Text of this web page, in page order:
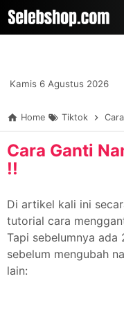
-->
Kamis 6 Agustus 2026
Home Tiktok
Cara Ganti
!!
Di artikel kali ini
tutorial cara
Tapi sebelumnya
sebelum mengubah
lain: